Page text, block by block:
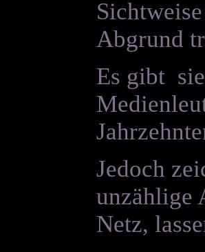
Abgrund
Es gibt
Jedoch
unzählige
Netz,